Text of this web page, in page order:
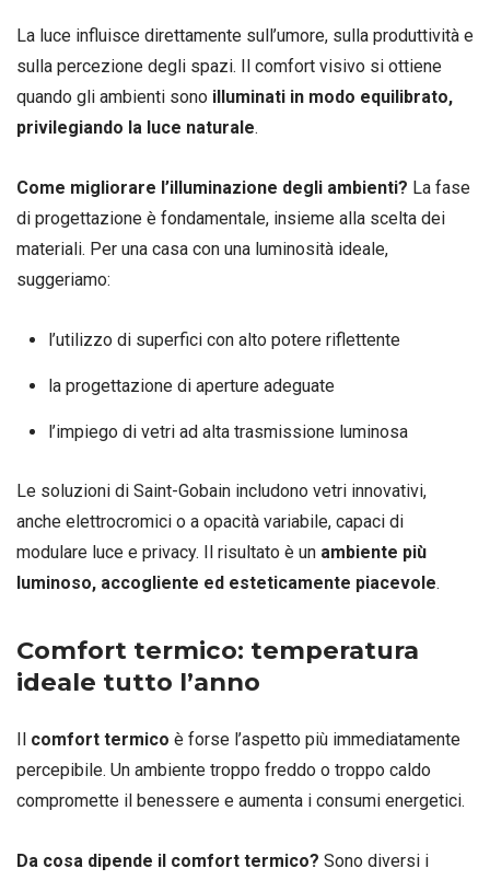
La luce influisce direttamente sull’umore, sulla produttività e
sulla percezione degli spazi. Il comfort visivo si ottiene
quando gli ambienti sono illuminati in modo equilibrato,
privilegiando la luce naturale.
Come migliorare l’illuminazione degli ambienti? La fase
di progettazione è fondamentale, insieme alla scelta dei
materiali. Per una casa con una luminosità ideale,
suggeriamo:
l’utilizzo di superfici con alto potere riflettente
la progettazione di aperture adeguate
l’impiego di vetri ad alta trasmissione luminosa
Le soluzioni di Saint-Gobain includono vetri innovativi,
anche elettrocromici o a opacità variabile, capaci di
modulare luce e privacy. Il risultato è un ambiente più
luminoso, accogliente ed esteticamente piacevole.
Comfort termico: temperatura
ideale tutto l’anno
comfort termico è forse l’aspetto più immediatamente
percepibile. Un ambiente troppo freddo o troppo caldo
compromette il benessere e aumenta i consumi energetici.
Da cosa dipende il comfort termico? Sono diversi i